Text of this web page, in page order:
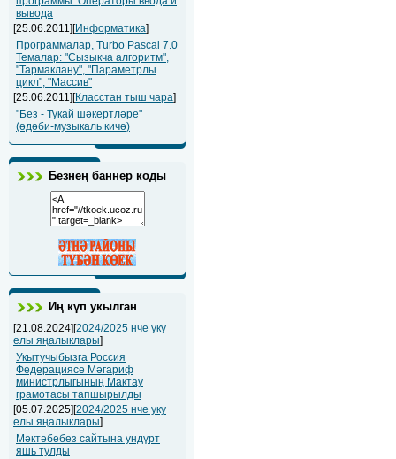
вывода
[25.06.2011][Информатика]
Программалар, Turbo Pascal 7.0
Темалар: "Сызыкча алгоритм",
"Тармаклану", "Параметрлы
цикл", "Массив"
[25.06.2011][Класстан тыш чара]
"Без - Тукай шәкертләре"
(әдәби-музыкаль кичә)
Безнең баннер коды
Иң күп укылган
[21.08.2024][2024/2025 нче уку
елы яңалыклары]
Укытучыбызга Россия
Федерациясе Мәгариф
министрлыгының Мактау
грамотасы тапшырылды
[05.07.2025][2024/2025 нче уку
елы яңалыклары]
Мәктәбебез сайтына ундүрт
яшь тулды